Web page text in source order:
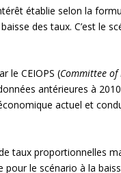
établie selon la
des taux. C’est le
le CEIOPS (Committee of
antérieures à
actuel et
taux proportionnelles
le scénario à la